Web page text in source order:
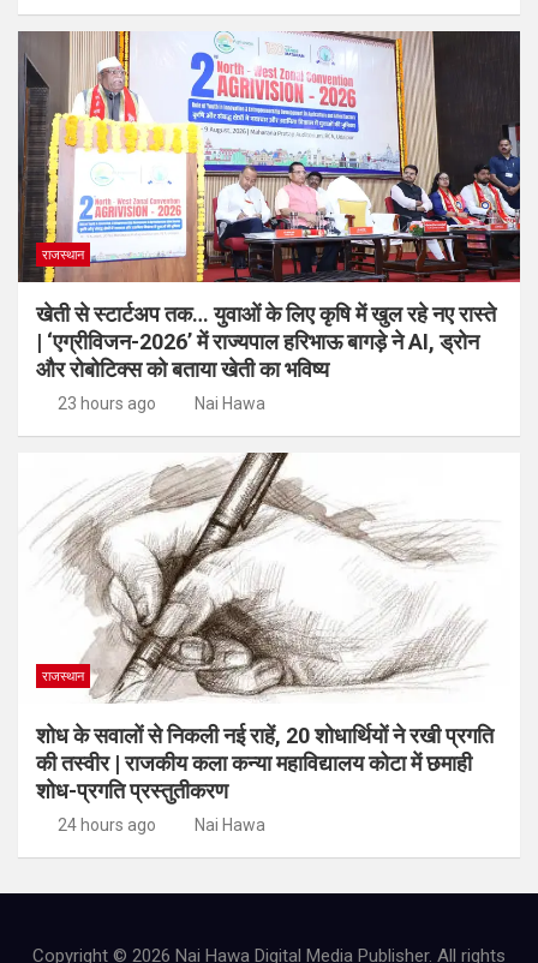
राजस्थान
खेती से स्टार्टअप तक… युवाओं के लिए कृषि में खुल रहे नए रास्ते
| ‘एग्रीविजन-2026’ में राज्यपाल हरिभाऊ बागड़े ने AI, ड्रोन
और रोबोटिक्स को बताया खेती का भविष्य
23 hours ago Nai Hawa
राजस्थान
शोध के सवालों से निकली नई राहें, 20 शोधार्थियों ने रखी प्रगति
की तस्वीर | राजकीय कला कन्या महाविद्यालय कोटा में छमाही
शोध-प्रगति प्रस्तुतीकरण
24 hours ago Nai Hawa
Copyright © 2026 Nai Hawa Digital Media Publisher. All rights